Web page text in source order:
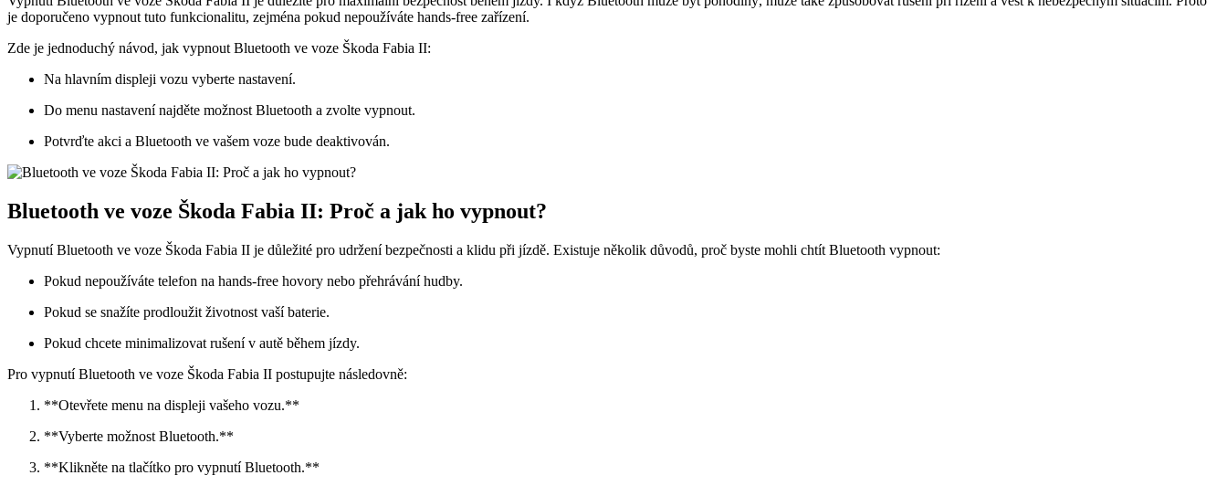
je doporučeno vypnout tuto funkcionalitu, zejména pokud nepoužíváte hands-free zařízení.
Zde je jednoduchý návod, jak vypnout Bluetooth ve voze Škoda Fabia II:
Na hlavním displeji vozu vyberte nastavení.
Do menu nastavení najděte možnost Bluetooth a zvolte vypnout.
Potvrďte akci a Bluetooth ve vašem voze bude deaktivován.
Bluetooth ve voze Škoda Fabia II: Proč a jak ho vypnout?
Vypnutí Bluetooth ve voze Škoda Fabia II je důležité pro udržení bezpečnosti a klidu při jízdě. Existuje několik důvodů, proč byste mohli chtít Bluetooth vypnout:
Pokud nepoužíváte telefon na hands-free hovory nebo přehrávání hudby.
Pokud se snažíte prodloužit životnost vaší baterie.
Pokud chcete minimalizovat rušení v autě během jízdy.
Pro vypnutí Bluetooth ve voze Škoda Fabia II postupujte následovně:
**Otevřete menu na displeji vašeho vozu.**
**Vyberte možnost Bluetooth.**
**Klikněte na tlačítko pro vypnutí Bluetooth.**